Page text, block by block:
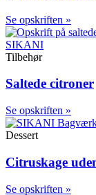
Se opskriften »
Tilbehør
Saltede citroner
Se opskriften »
Dessert
Citruskage
Se opskriften »